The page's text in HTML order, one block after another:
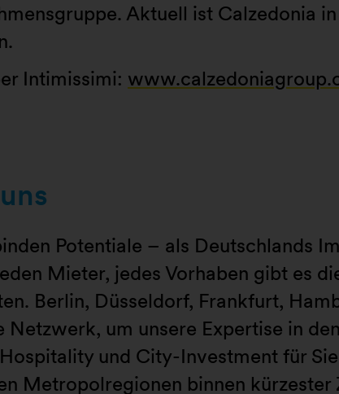
Aktuell ist Calzedonia
Intimissimi:
Potentiale – als Deutschlands
Mieter, jedes Vorhaben gibt es
Berlin, Düsseldorf, Frankfurt,
Netzwerk, um unsere Expertise in
und City-Investment für
Metropolregionen binnen